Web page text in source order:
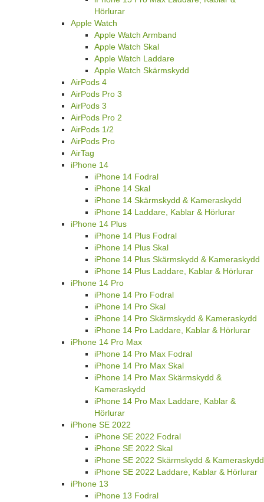
Hörlurar
Apple Watch
Apple Watch Armband
Apple Watch Skal
Apple Watch Laddare
Apple Watch Skärmskydd
AirPods 4
AirPods Pro 3
AirPods 3
AirPods Pro 2
AirPods 1/2
AirPods Pro
AirTag
iPhone 14
iPhone 14 Fodral
iPhone 14 Skal
iPhone 14 Skärmskydd & Kameraskydd
iPhone 14 Laddare, Kablar & Hörlurar
iPhone 14 Plus
iPhone 14 Plus Fodral
iPhone 14 Plus Skal
iPhone 14 Plus Skärmskydd & Kameraskydd
iPhone 14 Plus Laddare, Kablar & Hörlurar
iPhone 14 Pro
iPhone 14 Pro Fodral
iPhone 14 Pro Skal
iPhone 14 Pro Skärmskydd & Kameraskydd
iPhone 14 Pro Laddare, Kablar & Hörlurar
iPhone 14 Pro Max
iPhone 14 Pro Max Fodral
iPhone 14 Pro Max Skal
iPhone 14 Pro Max Skärmskydd &
Kameraskydd
iPhone 14 Pro Max Laddare, Kablar &
Hörlurar
iPhone SE 2022
iPhone SE 2022 Fodral
iPhone SE 2022 Skal
iPhone SE 2022 Skärmskydd & Kameraskydd
iPhone SE 2022 Laddare, Kablar & Hörlurar
iPhone 13
iPhone 13 Fodral